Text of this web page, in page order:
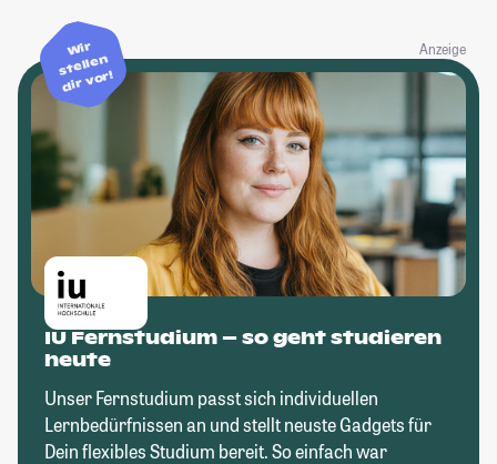
Anzeige
Wir
stellen
dir vor!
IU Fernstudium – so geht studieren
heute
Unser Fernstudium passt sich individuellen
Lernbedürfnissen an und stellt neuste Gadgets für
Dein flexibles Studium bereit. So einfach war